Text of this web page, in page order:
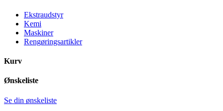
Ekstraudstyr
Kemi
Maskiner
Rengøringsartikler
Kurv
Ønskeliste
Se din ønskeliste